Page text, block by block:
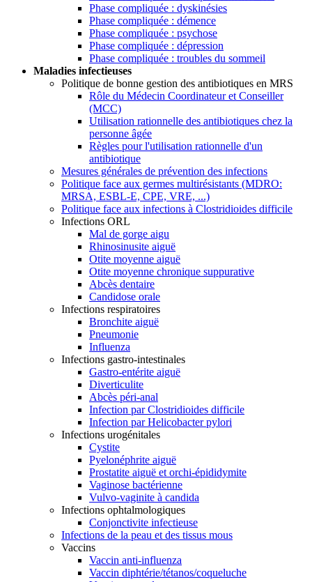
Phase compliquée : dyskinésies
Phase compliquée : démence
Phase compliquée : psychose
Phase compliquée : dépression
Phase compliquée : troubles du sommeil
Maladies infectieuses
Politique de bonne gestion des antibiotiques en MRS
Rôle du Médecin Coordinateur et Conseiller
(MCC)
Utilisation rationnelle des antibiotiques chez la
personne âgée
Règles pour l'utilisation rationnelle d'un
antibiotique
Mesures générales de prévention des infections
Politique face aux germes multirésistants (MDRO:
MRSA, ESBL-E, CPE, VRE, ...)
Politique face aux infections à Clostridioides difficile
Infections ORL
Mal de gorge aigu
Rhinosinusite aiguë
Otite moyenne aiguë
Otite moyenne chronique suppurative
Abcès dentaire
Candidose orale
Infections respiratoires
Bronchite aiguë
Pneumonie
Influenza
Infections gastro-intestinales
Gastro-entérite aiguë
Diverticulite
Abcès péri-anal
Infection par Clostridioides difficile
Infection par Helicobacter pylori
Infections urogénitales
Cystite
Pyelonéphrite aiguë
Prostatite aiguë et orchi-épididymite
Vaginose bactérienne
Vulvo-vaginite à candida
Infections ophtalmologiques
Conjonctivite infectieuse
Infections de la peau et des tissus mous
Vaccins
Vaccin anti-influenza
Vaccin diphtérie/tétanos/coqueluche